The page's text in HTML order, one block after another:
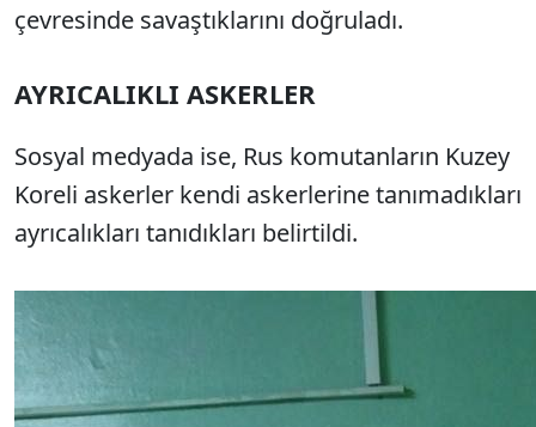
çevresinde savaştıklarını doğruladı.
AYRICALIKLI ASKERLER
Sosyal medyada ise, Rus komutanların Kuzey
Koreli askerler kendi askerlerine tanımadıkları
ayrıcalıkları tanıdıkları belirtildi.